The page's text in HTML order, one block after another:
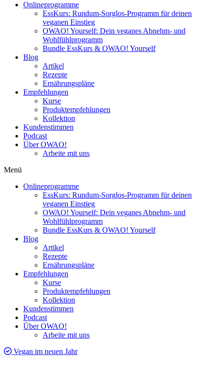
Onlineprogramme
EssKurs: Rundum-Sorglos-Programm für deinen
veganen Einstieg
OWAO! Yourself: Dein veganes Abnehm- und
Wohlfühlprogramm
Bundle EssKurs & OWAO! Yourself
Blog
Artikel
Rezepte
Ernährungspläne
Empfehlungen
Kurse
Produktempfehlungen
Kollektion
Kundenstimmen
Podcast
Über OWAO!
Arbeite mit uns
Menü
Onlineprogramme
EssKurs: Rundum-Sorglos-Programm für deinen
veganen Einstieg
OWAO! Yourself: Dein veganes Abnehm- und
Wohlfühlprogramm
Bundle EssKurs & OWAO! Yourself
Blog
Artikel
Rezepte
Ernährungspläne
Empfehlungen
Kurse
Produktempfehlungen
Kollektion
Kundenstimmen
Podcast
Über OWAO!
Arbeite mit uns
Vegan im neuen Jahr